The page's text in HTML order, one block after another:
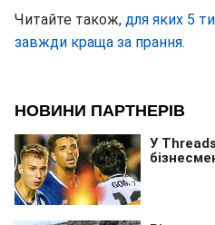
Читайте також, для яких 5
завжди краща за прання.